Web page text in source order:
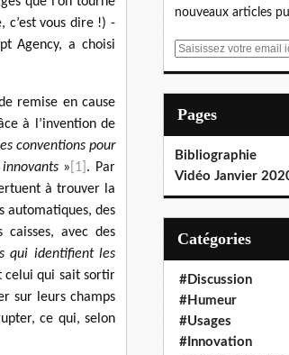
c’est vous dire !) -
Agency, a choisi
remise en cause
à l’invention de
conventions pour
» [1] . Par
à trouver la
automatiques, des
caisses, avec des
qui identifient les
celui qui sait sortir
sur leurs champs
ce qui, selon
nouveaux articles
E
Pages
Bibliographie
Vidéo Janvier
Catégories
#Discussion
#Humeur
#Usages
#Innovation